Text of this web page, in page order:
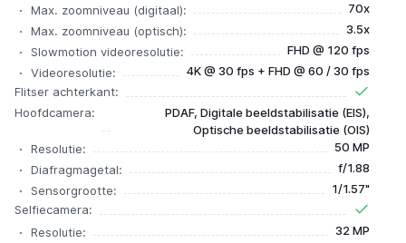
Max. zoomniveau (digitaal):
70x
Max. zoomniveau (optisch):
3.5x
Slowmotion videoresolutie:
FHD @ 120 fps
Videoresolutie:
4K @ 30 fps + FHD @ 60 / 30 fps
Flitser achterkant:
Hoofdcamera:
PDAF, Digitale beeldstabilisatie (EIS),
Optische beeldstabilisatie (OIS)
Resolutie:
50 MP
Diafragmagetal:
f/1.88
Sensorgrootte:
1/1.57"
Selfiecamera:
Resolutie:
32 MP